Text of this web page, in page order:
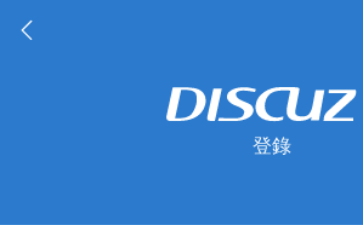
登錄